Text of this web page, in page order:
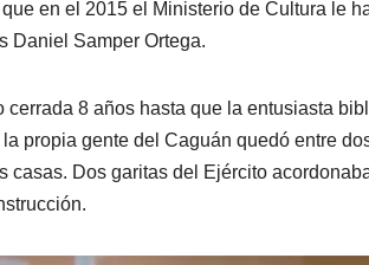
en el 2015 el Ministerio de Cultura le
Daniel Samper Ortega.
cerrada 8 años hasta que la entusiasta
propia gente del Caguán quedó entre
casas. Dos garitas del Ejército